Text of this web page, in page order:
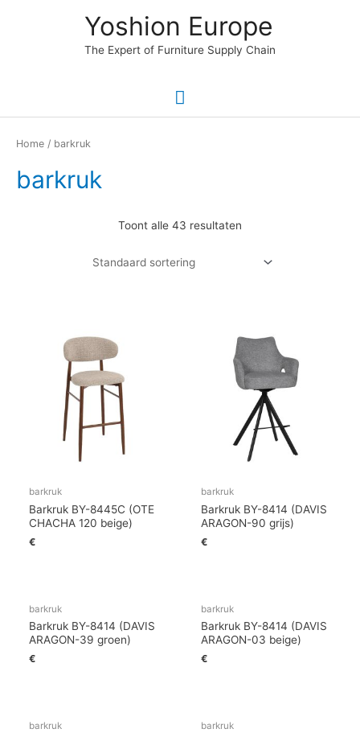
Yoshion Europe
The Expert of Furniture Supply Chain
Hoofdmenu
Home / barkruk
barkruk
Toont alle 43 resultaten
barkruk
Barkruk BY-8445C (OTE
CHACHA 120 beige)
€
barkruk
Barkruk BY-8414 (DAVIS
ARAGON-90 grijs)
€
barkruk
Barkruk BY-8414 (DAVIS
ARAGON-39 groen)
€
barkruk
Barkruk BY-8414 (DAVIS
ARAGON-03 beige)
€
barkruk barkruk